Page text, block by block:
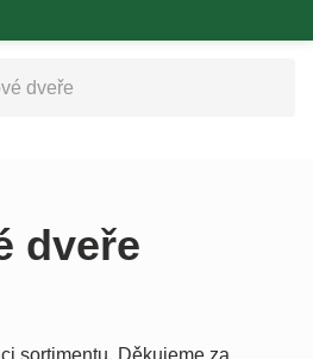
dveře
dveře
sortimentu. Děkujeme za